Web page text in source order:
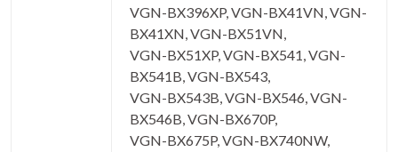
VGN-BX396XP, VGN-BX41VN, VGN-
BX41XN, VGN-BX51VN,
VGN-BX51XP, VGN-BX541, VGN-
BX541B, VGN-BX543,
VGN-BX543B, VGN-BX546, VGN-
BX546B, VGN-BX670P,
VGN-BX675P, VGN-BX740NW,